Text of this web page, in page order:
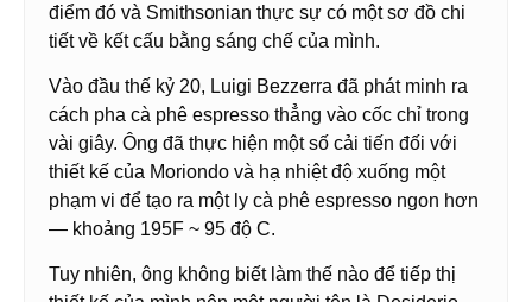
điểm đó và Smithsonian thực sự có một sơ đồ chi
tiết về kết cấu bằng sáng chế của mình.
Vào đầu thế kỷ 20, Luigi Bezzerra đã phát minh ra
cách pha cà phê espresso thẳng vào cốc chỉ trong
vài giây. Ông đã thực hiện một số cải tiến đối với
thiết kế của Moriondo và hạ nhiệt độ xuống một
phạm vi để tạo ra một ly cà phê espresso ngon hơn
— khoảng 195F ~ 95 độ C.
Tuy nhiên, ông không biết làm thế nào để tiếp thị